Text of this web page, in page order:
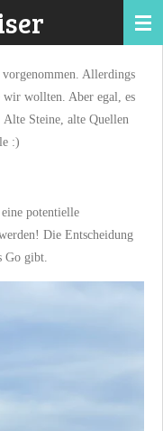
Allerdings
wollten. Aber egal, es
Steine, alte Quellen
:)
potentielle
Die Entscheidung
Go gibt.